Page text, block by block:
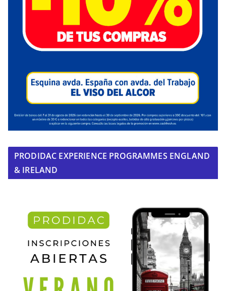
PRODIDAC EXPERIENCE PROGRAMMES ENGLAND
& IRELAND